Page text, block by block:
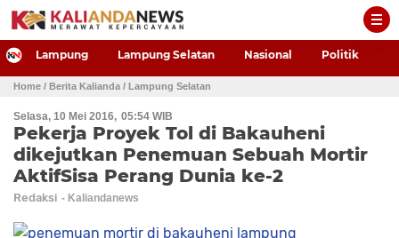
-->
Lampung Lampung Selatan Nasional Politik
Home / Berita Kalianda / Lampung Selatan
Selasa, 10 Mei 2016 05:54 WIB
Pekerja Proyek Tol di Bakauheni
dikejutkan Penemuan Sebuah Mortir
AktifSisa Perang Dunia ke-2
Redaksi